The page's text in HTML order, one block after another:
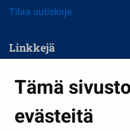
Tämä
evästeitä
Tilaa uutiskirje
Linkkejä
Kasvatus ja opetus
Kulttuuri ja liikunta